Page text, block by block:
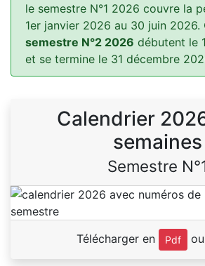
le semestre N°1 2026 couvre la
1er janvier 2026 au 30 juin 2026.
semestre N°2 2026 débutent le
et se termine le 31 décembre
Calendrier
semaines
Semestre
Télécharger en Pdf ou